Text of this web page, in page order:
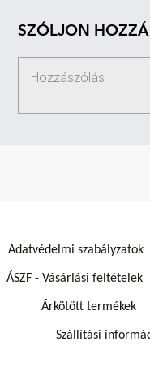
SZÓLJON
Adatvédelmi szabályzatok
ÁSZF - Vásárlási feltételek
Árkötött termékek
Szállítási